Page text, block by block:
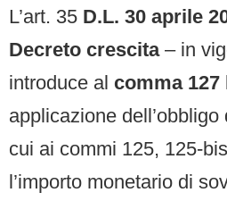
L’art. 35 D.L. 30 aprile
Decreto crescita– in
introduce al comma 127
applicazione
cui ai commi 125, 125-
l’importo monetario di